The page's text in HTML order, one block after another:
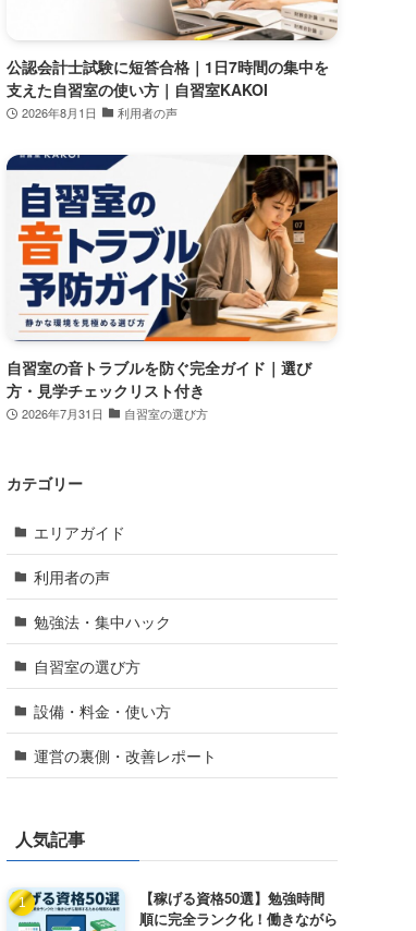
公認会計士試験に短答合格｜1日7時間の集中を
支えた自習室の使い方｜自習室KAKOI
2026年8月1日 利用者の声
自習室の音トラブルを防ぐ完全ガイド｜選び
方・見学チェックリスト付き
2026年7月31日 自習室の選び方
カテゴリー
エリアガイド
利用者の声
勉強法・集中ハック
自習室の選び方
設備・料金・使い方
運営の裏側・改善レポート
人気記事
【稼げる資格50選】勉強時間
順に完全ランク化！働きながら